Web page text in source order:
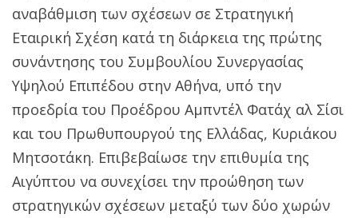
αναβάθμιση των σχέσεων σε Στρατηγική
Εταιρική Σχέση κατά τη διάρκεια της πρώτης
συνάντησης του Συμβουλίου Συνεργασίας
Υψηλού Επιπέδου στην Αθήνα, υπό την
προεδρία του Προέδρου Αμπντέλ Φατάχ αλ Σίσι
και του Πρωθυπουργού της Ελλάδας, Κυριάκου
Μητσοτάκη. Επιβεβαίωσε την επιθυμία της
Αιγύπτου να συνεχίσει την προώθηση των
στρατηγικών σχέσεων μεταξύ των δύο χωρών